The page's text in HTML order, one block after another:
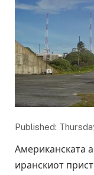
Published:
Американската
иранскиот